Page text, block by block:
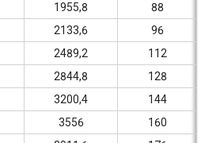
1955,8
88
2133,6
96
2489,2
112
2844,8
128
3200,4
144
3556
160